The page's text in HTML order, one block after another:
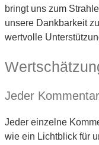
bringt uns zum
unsere Dankbarkeit
wertvolle
Jeder
Jeder einzelne
wie ein Lichtblick für